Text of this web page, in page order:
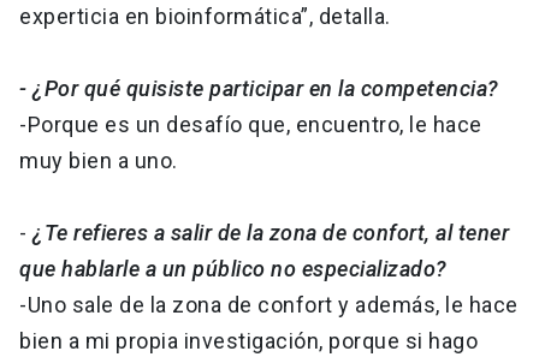
experticia en bioinformática”, detalla.
- ¿Por qué quisiste participar en la competencia?
-Porque es un desafío que, encuentro, le hace
muy bien a uno.
- ¿Te refieres a salir de la zona de confort, al tener
que hablarle a un público no especializado?
-Uno sale de la zona de confort y además, le hace
bien a mi propia investigación, porque si hago